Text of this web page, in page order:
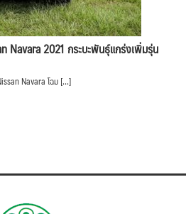
Navara 2021 กระบะพันธุ์แกร่งเพิ่มรุ่น
Navara โฉม […]